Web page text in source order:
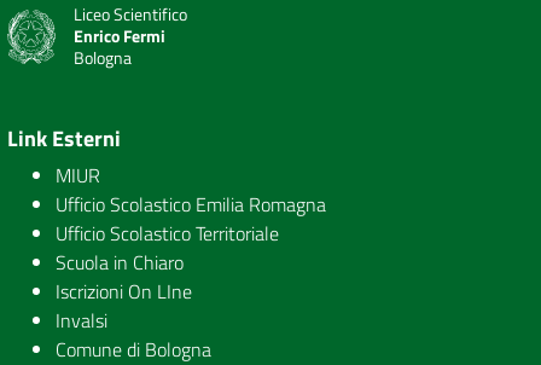
Liceo Scientifico
Enrico Fermi
Bologna
Link Esterni
MIUR
Ufficio Scolastico Emilia Romagna
Ufficio Scolastico Territoriale
Scuola in Chiaro
Iscrizioni On LIne
Invalsi
Comune di Bologna